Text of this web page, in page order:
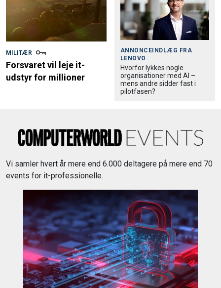
MILITÆR
Forsvaret vil leje it-
udstyr for millioner
ANNONCEINDLÆG FRA
LENOVO
Hvorfor lykkes nogle
organisationer med AI –
mens andre sidder fast i
pilotfasen?
Vi samler hvert år mere end 6.000 deltagere på mere end 70
events for it-professionelle.